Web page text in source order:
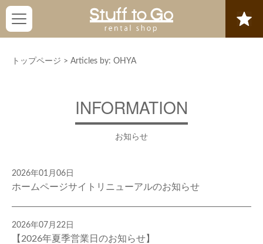
トップページ > Articles by: OHYA
INFORMATION
お知らせ
2026年01月06日
ホームページサイトリニューアルのお知らせ
2026年07月22日
【2026年夏季営業日のお知らせ】